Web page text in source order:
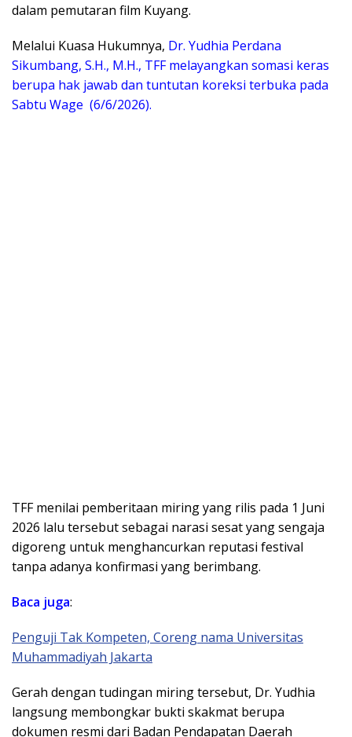
dalam pemutaran film Kuyang.
Melalui Kuasa Hukumnya, Dr. Yudhia Perdana
Sikumbang, S.H., M.H., TFF melayangkan somasi keras
berupa hak jawab dan tuntutan koreksi terbuka pada
Sabtu Wage (6/6/2026).
TFF menilai pemberitaan miring yang rilis pada 1 Juni
2026 lalu tersebut sebagai narasi sesat yang sengaja
digoreng untuk menghancurkan reputasi festival
tanpa adanya konfirmasi yang berimbang.
Baca juga:
Penguji Tak Kompeten, Coreng nama Universitas
Muhammadiyah Jakarta
​Gerah dengan tudingan miring tersebut, Dr. Yudhia
langsung membongkar bukti skakmat berupa
dokumen resmi dari Badan Pendapatan Daerah